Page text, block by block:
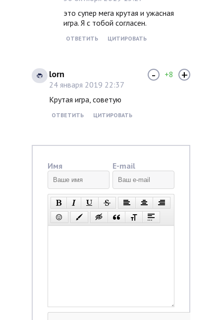
это супер мега крутая и ужасная
игра. Я с тобой согласен.
ОТВЕТИТЬ ЦИТИРОВАТЬ
lorn
24 января 2019 22:37
Крутая игра, советую
ОТВЕТИТЬ ЦИТИРОВАТЬ
- +8 +
Имя E-mail